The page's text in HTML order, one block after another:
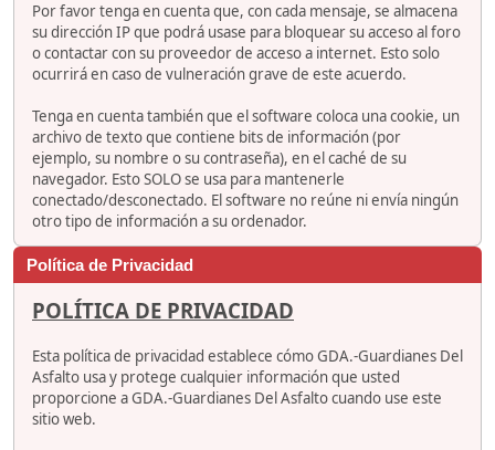
Por favor tenga en cuenta que, con cada mensaje, se almacena
su dirección IP que podrá usase para bloquear su acceso al foro
o contactar con su proveedor de acceso a internet. Esto solo
ocurrirá en caso de vulneración grave de este acuerdo.
Tenga en cuenta también que el software coloca una cookie, un
archivo de texto que contiene bits de información (por
ejemplo, su nombre o su contraseña), en el caché de su
navegador. Esto SOLO se usa para mantenerle
conectado/desconectado. El software no reúne ni envía ningún
otro tipo de información a su ordenador.
Política de Privacidad
POLÍTICA DE PRIVACIDAD
Esta política de privacidad establece cómo GDA.-Guardianes Del
Asfalto usa y protege cualquier información que usted
proporcione a GDA.-Guardianes Del Asfalto cuando use este
sitio web.